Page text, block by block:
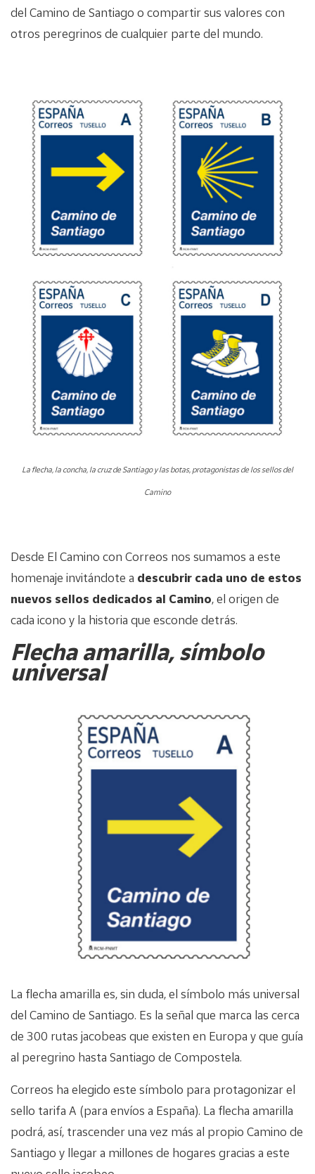
del Camino de Santiago o compartir sus valores con
otros peregrinos de cualquier parte del mundo.
La flecha, la concha, la cruz de Santiago y las botas, protagonistas de los sellos del
Camino
Desde El Camino con Correos nos sumamos a este
homenaje invitándote a descubrir cada uno de estos
nuevos sellos dedicados al Camino, el origen de
cada icono y la historia que esconde detrás.
Flecha amarilla, símbolo
universal
La flecha amarilla es, sin duda, el símbolo más universal
del Camino de Santiago. Es la señal que marca las cerca
de 300 rutas jacobeas que existen en Europa y que guía
al peregrino hasta Santiago de Compostela.
Correos ha elegido este símbolo para protagonizar el
sello tarifa A (para envíos a España). La flecha amarilla
podrá, así, trascender una vez más al propio Camino de
Santiago y llegar a millones de hogares gracias a este